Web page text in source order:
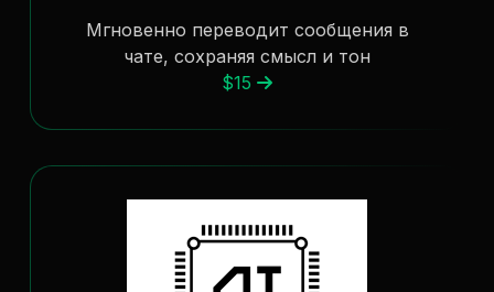
Мгновенно переводит сообщения в
чате, сохраняя смысл и тон
$15